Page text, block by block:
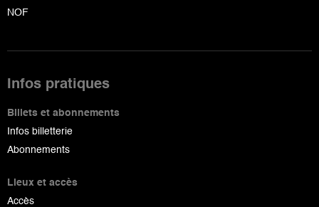
NOF
Infos pratiques
Billets et abonnements
Infos billetterie
Abonnements
Lieux et accès
Accès